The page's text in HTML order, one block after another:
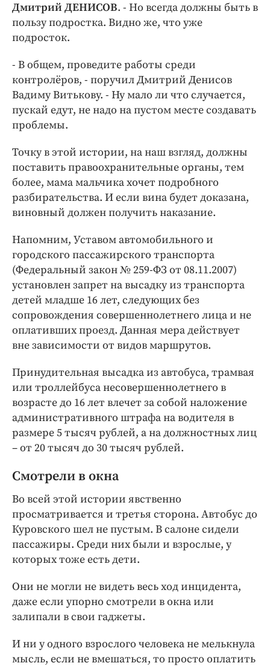
Дмитрий ДЕНИСОВ. - Но всегда должны быть в
пользу подростка. Видно же, что уже
подросток.
- В общем, проведите работы среди
контролёров, - поручил Дмитрий Денисов
Вадиму Витькову. - Ну мало ли что случается,
пускай едут, не надо на пустом месте создавать
проблемы.
Точку в этой истории, на наш взгляд, должны
поставить правоохранительные органы, тем
более, мама мальчика хочет подробного
разбирательства. И если вина будет доказана,
виновный должен получить наказание.
Напомним, Уставом автомобильного и
городского пассажирского транспорта
(Федеральный закон № 259-ФЗ от 08.11.2007)
установлен запрет на высадку из транспорта
детей младше 16 лет, следующих без
сопровождения совершеннолетнего лица и не
оплативших проезд. Данная мера действует
вне зависимости от видов маршрутов.
Принудительная высадка из автобуса, трамвая
или троллейбуса несовершеннолетнего в
возрасте до 16 лет влечет за собой наложение
административного штрафа на водителя в
размере 5 тысяч рублей, а на должностных лиц
– от 20 тысяч до 30 тысяч рублей.
Смотрели в окна
Во всей этой истории явственно
просматривается и третья сторона. Автобус до
Куровского шел не пустым. В салоне сидели
пассажиры. Среди них были и взрослые, у
которых тоже есть дети.
Они не могли не видеть весь ход инцидента,
даже если упорно смотрели в окна или
залипали в свои гаджеты.
И ни у одного взрослого человека не мелькнула
мысль, если не вмешаться, то просто оплатить